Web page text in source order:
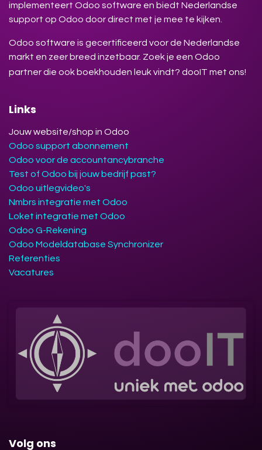
implementeert Odoo software en biedt Nederlandse
support op Odoo door direct met je mee te kijken.
Odoo software is gecertificeerd voor de Nederlandse
markt en zeer breed inzetbaar. Zoek je een Odoo
partner die ook boekhouden leuk vindt? dooIT met ons!
Links
Jouw website/shop in Odoo
Odoo support abonnement
Odoo voor de accountancybranche
Test of Odoo bij jouw bedrijf past?
Odoo uitlegvideo's
Nmbrs integratie met Odoo
Loket integratie met Odoo
Odoo G-Rekening
Odoo Modeldatabase Synchronizer
Referenties
Vacatures
Volg ons